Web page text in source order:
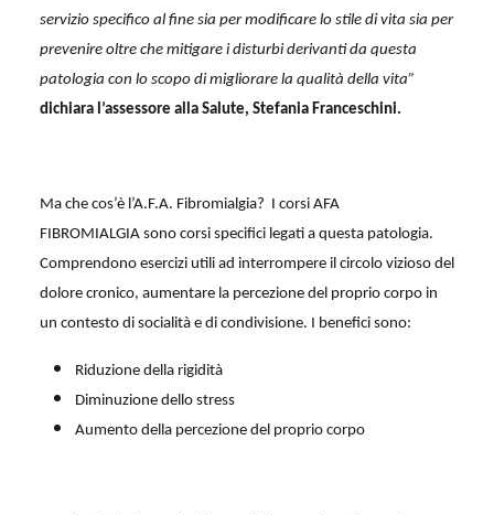
servizio specifico al fine sia per modificare lo stile di vita sia per
prevenire oltre che mitigare i disturbi derivanti da questa
patologia con lo scopo di migliorare la qualità della vita”
dichiara l’assessore alla Salute, Stefania Franceschini.
Ma che cos’è l’A.F.A. Fibromialgia? I corsi AFA
FIBROMIALGIA sono corsi specifici legati a questa patologia.
Comprendono esercizi utili ad interrompere il circolo vizioso del
dolore cronico, aumentare la percezione del proprio corpo in
un contesto di socialità e di condivisione. I benefici sono:
Riduzione della rigidità
Diminuzione dello stress
Aumento della percezione del proprio corpo